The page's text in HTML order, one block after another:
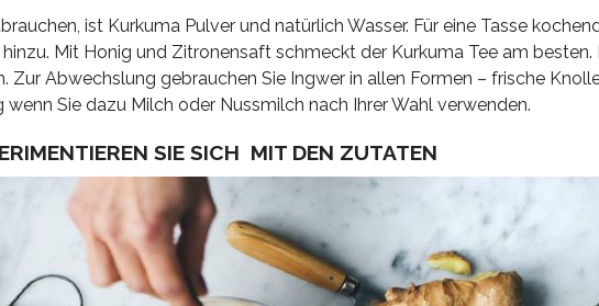
ist Kurkuma Pulver und natürlich Wasser. Für eine Tasse
Mit Honig und Zitronensaft schmeckt der Kurkuma Tee am besten.
Zur Abwechslung gebrauchen Sie Ingwer in allen Formen – frische
Sie dazu Milch oder Nussmilch nach Ihrer Wahl verwenden.
SIE SICH MIT DEN ZUTATEN